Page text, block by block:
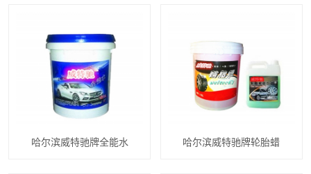
哈尔滨威特驰牌全能水 哈尔滨威特驰牌轮胎蜡